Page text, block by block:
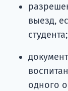
выезд,
студента;
одного